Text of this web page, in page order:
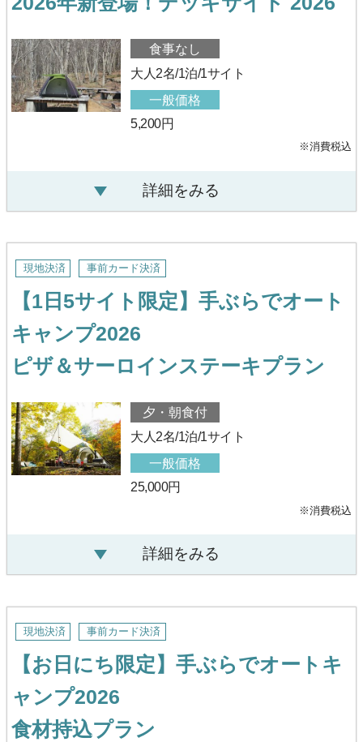
食事なし
大人2名/1泊/1サイト
一般価格
5,200円
※消費税込
詳細をみる
現地決済 事前カード決済
【1日5サイト限定】手ぶらでオート
キャンプ2026
ピザ＆サーロインステーキプラン
夕・朝食付
大人2名/1泊/1サイト
一般価格
25,000円
※消費税込
詳細をみる
現地決済 事前カード決済
【お日にち限定】手ぶらでオートキ
ャンプ2026
食材持込プラン